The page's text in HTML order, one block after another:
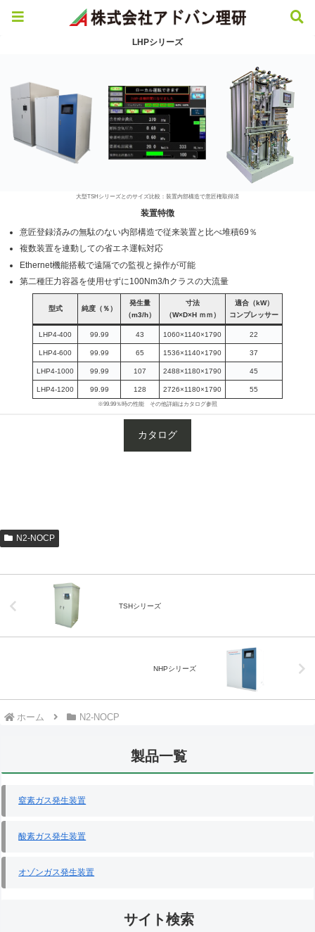
LHPシリーズ
大型TSHシリーズとのサイズ比較：装置内部構造で意匠権取得済
装置特徴
意匠登録済みの無駄のない内部構造で従来装置と比べ堆積69％
複数装置を連動しての省エネ運転対応
Ethernet機能搭載で遠隔での監視と操作が可能
第二種圧力容器を使用せずに100Nm3/hクラスの大流量
型式 純度（％）
発生量
（m3/h）
寸法
（W×D×H ｍｍ）
適合（kW）
コンプレッサー
LHP4-400 99.99 43 1060×1140×1790 22
LHP4-600 99.99 65 1536×1140×1790 37
LHP4-1000 99.99 107 2488×1180×1790 45
LHP4-1200 99.99 128 2726×1180×1790 55
※99.99％時の性能 その他詳細はカタログ参照
カタログ
N2-NOCP
TSHシリーズ
NHPシリーズ
ホーム N2-NOCP
製品一覧
窒素ガス発生装置
酸素ガス発生装置
オゾンガス発生装置
サイト検索